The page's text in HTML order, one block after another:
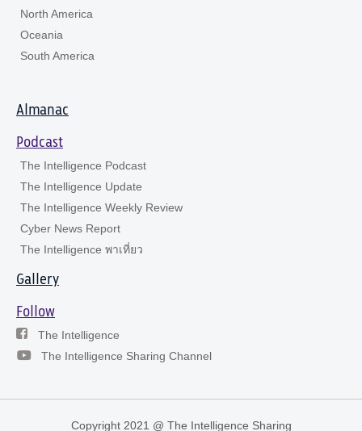
North America
Oceania
South America
Almanac
Podcast
The Intelligence Podcast
The Intelligence Update
The Intelligence Weekly Review
Cyber News Report
The Intelligence พาเที่ยว
Gallery
Follow
The Intelligence
The Intelligence Sharing Channel
Copyright 2021 @ The Intelligence Sharing